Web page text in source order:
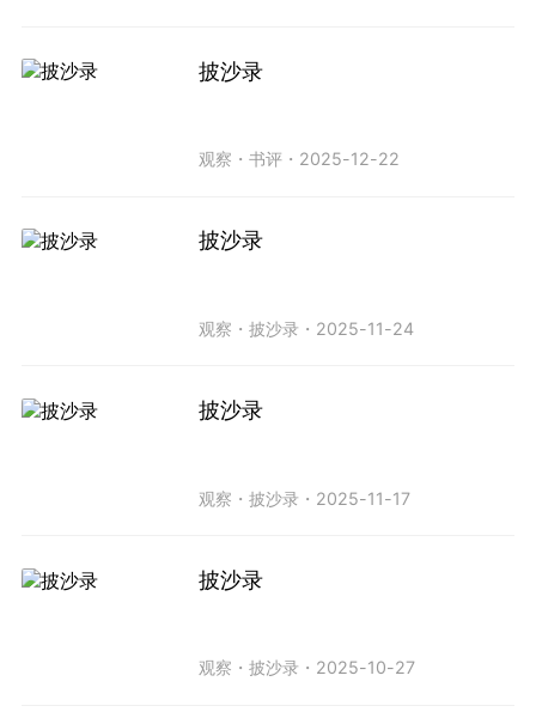
披沙录
观察 ・书评 ・ 2025-12-22
披沙录
观察 ・披沙录 ・ 2025-11-24
披沙录
观察 ・披沙录 ・ 2025-11-17
披沙录
观察 ・披沙录 ・ 2025-10-27